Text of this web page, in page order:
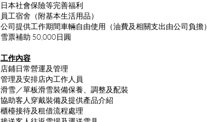
日本社會保險等完善福利
員工宿舍（附基本生活用品）
公司提供工作期間車輛自由使用（油費及相關支出由公司負擔）
雪票補助 50,000日圓
工作內容
店鋪日常營運及管理
管理及安排店內工作人員
滑雪／單板滑雪裝備保養、調整及配裝
協助客人穿戴裝備及提供產品介紹
櫃檯接待及租借流程處理